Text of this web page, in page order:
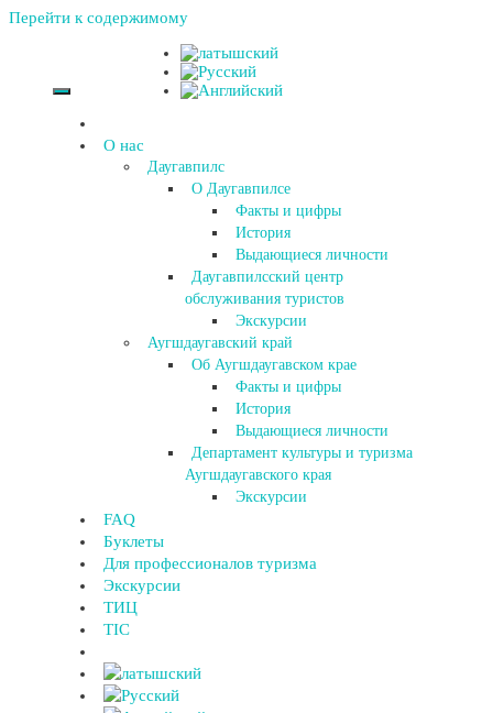
Перейти к содержимому
О нас
Даугавпилс
О Даугавпилсе
Факты и цифры
История
Выдающиеся личности
Даугавпилсский центр
обслуживания туристов
Экскурсии
Аугшдаугавский край
Об Аугшдаугавском крае
Факты и цифры
История
Выдающиеся личности
Департамент культуры и туризма
Аугшдаугавского края
Экскурсии
FAQ
Буклеты
Для профессионалов туризма
Экскурсии
ТИЦ
TIC